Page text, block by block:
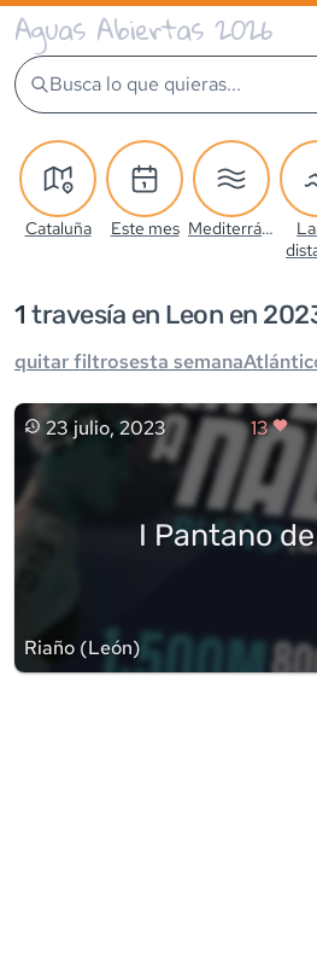
Aguas Abiertas 2026
Busca lo que quieras...
Cataluña Este mes Mediterráneo
1 travesía en Leon en
quitar filtrosesta semana
23 julio, 2023 13
I Pantano
Riaño (León)